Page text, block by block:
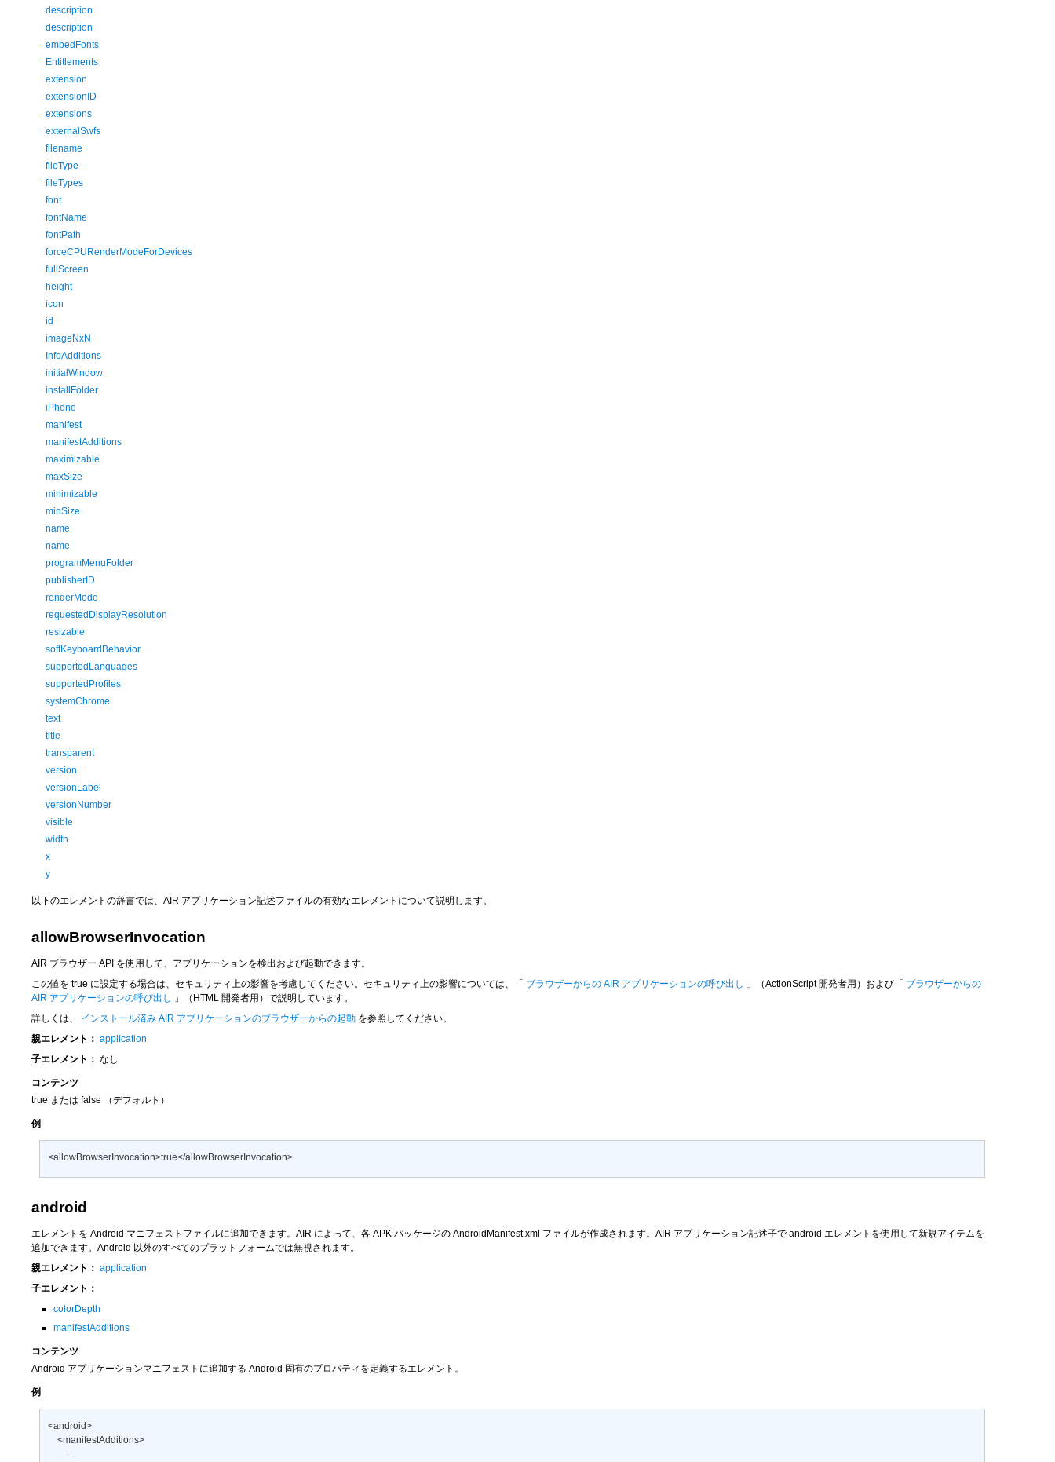
description
description
embedFonts
Entitlements
extension
extensionID
extensions
externalSwfs
filename
fileType
fileTypes
font
fontName
fontPath
forceCPURenderModeForDevices
fullScreen
height
icon
id
imageNxN
InfoAdditions
initialWindow
installFolder
iPhone
manifest
manifestAdditions
maximizable
maxSize
minimizable
minSize
name
name
programMenuFolder
publisherID
renderMode
requestedDisplayResolution
resizable
softKeyboardBehavior
supportedLanguages
supportedProfiles
systemChrome
text
title
transparent
version
versionLabel
versionNumber
visible
width
x
y
以下のエレメントの辞書では、AIR アプリケーション記述ファイルの有効なエレメントについて説明します。
allowBrowserInvocation
AIR ブラウザー API を使用して、アプリケーションを検出および起動できます。
この値を true に設定する場合は、セキュリティ上の影響を考慮してください。セキュリティ上の影響については、「 ブラウザーからの AIR アプリケーションの呼び出し 」（ActionScript 開発者用）および「 ブラウザーからの
AIR アプリケーションの呼び出し
」（HTML 開発者用）で説明しています。
詳しくは、 インストール済み AIR アプリケーションのブラウザーからの起動 を参照してください。
親エレメント： application
子エレメント： なし
コンテンツ
true または false （デフォルト）
例
<allowBrowserInvocation>true</allowBrowserInvocation>
android
エレメントを Android マニフェストファイルに追加できます。AIR によって、各 APK パッケージの AndroidManifest.xml ファイルが作成されます。AIR アプリケーション記述子で android エレメントを使用して新規アイテムを
追加できます。Android 以外のすべてのプラットフォームでは無視されます。
親エレメント： application
子エレメント：
colorDepth
manifestAdditions
コンテンツ
Android アプリケーションマニフェストに追加する Android 固有のプロパティを定義するエレメント。
例
<android>
    <manifestAdditions>
        ...